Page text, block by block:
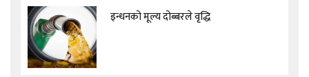
इन्धनको मूल्य दोब्बरले वृद्धि